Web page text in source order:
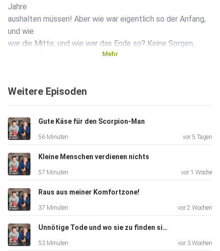
Jahre
aushalten müssen! Aber wie war eigentlich so der Anfang,
und wie
war die Mitte, und wie war das Ende so? Keine Sorgen,
wir Dinge bereuen, was uns besonders gefallen hat und ob
mal ein Ende geben wird, also eine Folge für echte Fans!
PS an
Alex: Hab dich lieb :)
Mehr
Weitere Episoden
Gute Käse für den Scorpion-Man
56 Minuten vor 5 Tagen
Kleine Menschen verdienen nichts
57 Minuten vor 1 Woche
Raus aus meiner Komfortzone!
37 Minuten vor 2 Wochen
Unnötige Tode und wo sie zu finden sind
53 Minuten vor 3 Wochen